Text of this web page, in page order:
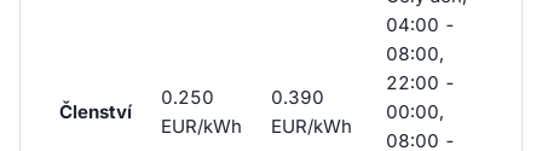
Členství
0.250
EUR/kWh
0.390
EUR/kWh
04:00 -
08:00,
22:00 -
00:00,
08:00 -